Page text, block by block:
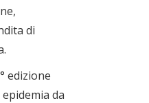
di
edizione
da